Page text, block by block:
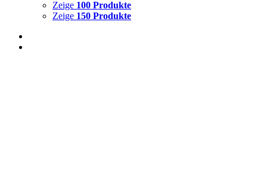
Zeige 100 Produkte
Zeige 150 Produkte